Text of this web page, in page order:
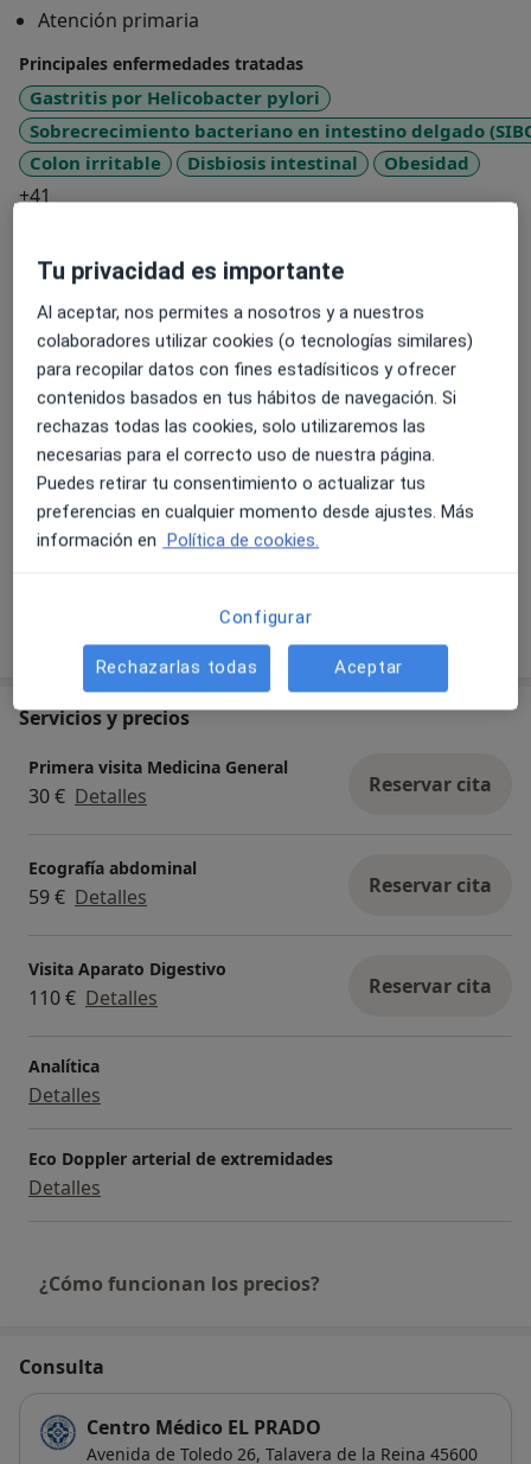
Atención primaria
Principales enfermedades tratadas
Gastritis por Helicobacter pylori
Sobrecrecimiento bacteriano en intestino delgado
Colon irritable
Disbiosis intestinal Obesidad
+41
PresencialVer direcciones (1)
Fotos y vídeos
Ver galería (1)
Mostrar más detallessobre la experiencia
Servicios y precios
Primera visita Medicina General
30 € Detalles Reservar cita
Ecografía abdominal
59 € Detalles Reservar cita
Visita Aparato Digestivo
110 € Detalles Reservar cita
Analítica
Detalles
Eco Doppler arterial de extremidades
Detalles
¿Cómo funcionan los precios?
Consulta
Centro Médico EL PRADO
Avenida de Toledo 26, Talavera de la Reina 45600
Tu privacidad es importante
Al aceptar, nos permites a nosotros y a nuestros
colaboradores utilizar cookies (o tecnologías similares)
para recopilar datos con fines estadísiticos y ofrecer
contenidos basados en tus hábitos de navegación. Si
rechazas todas las cookies, solo utilizaremos las
necesarias para el correcto uso de nuestra página.
Puedes retirar tu consentimiento o actualizar tus
preferencias en cualquier momento desde ajustes. Más
información en Política de cookies.
Configurar
Rechazarlas todas Aceptar